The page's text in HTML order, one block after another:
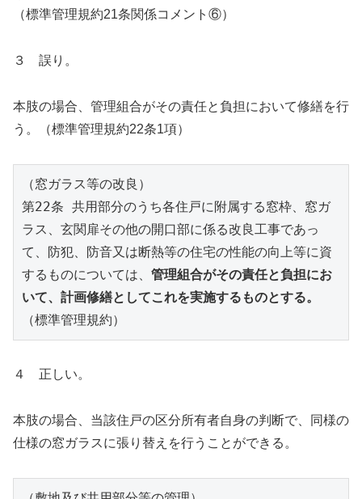
（標準管理規約21条関係コメント⑥）
３ 誤り。
本肢の場合、管理組合がその責任と負担において修繕を行
う。（標準管理規約22条1項）
（窓ガラス等の改良）
第22条 共用部分のうち各住戸に附属する窓枠、窓ガ
ラス、玄関扉その他の開口部に係る改良工事であっ
て、防犯、防音又は断熱等の住宅の性能の向上等に資
するものについては、 管理組合がその責任と負担にお
いて、計画修繕としてこれを実施するものとする。
（標準管理規約）
４ 正しい。
本肢の場合、当該住戸の区分所有者自身の判断で、同様の
仕様の窓ガラスに張り替えを行うことができる。